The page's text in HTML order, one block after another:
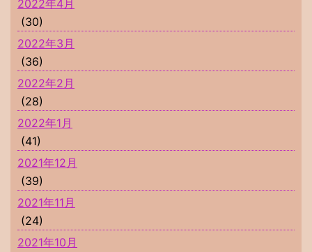
2022年4月
(30)
2022年3月
(36)
2022年2月
(28)
2022年1月
(41)
2021年12月
(39)
2021年11月
(24)
2021年10月